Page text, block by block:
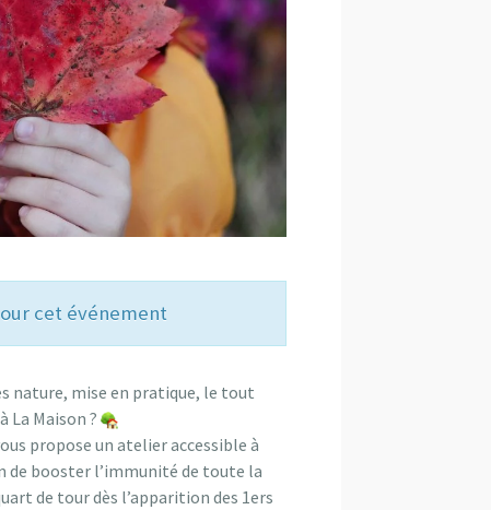
cet événement
nature, mise en pratique, le tout
La Maison ?
propose un atelier accessible à
de booster l’immunité de toute la
de tour dès l’apparition des 1ers